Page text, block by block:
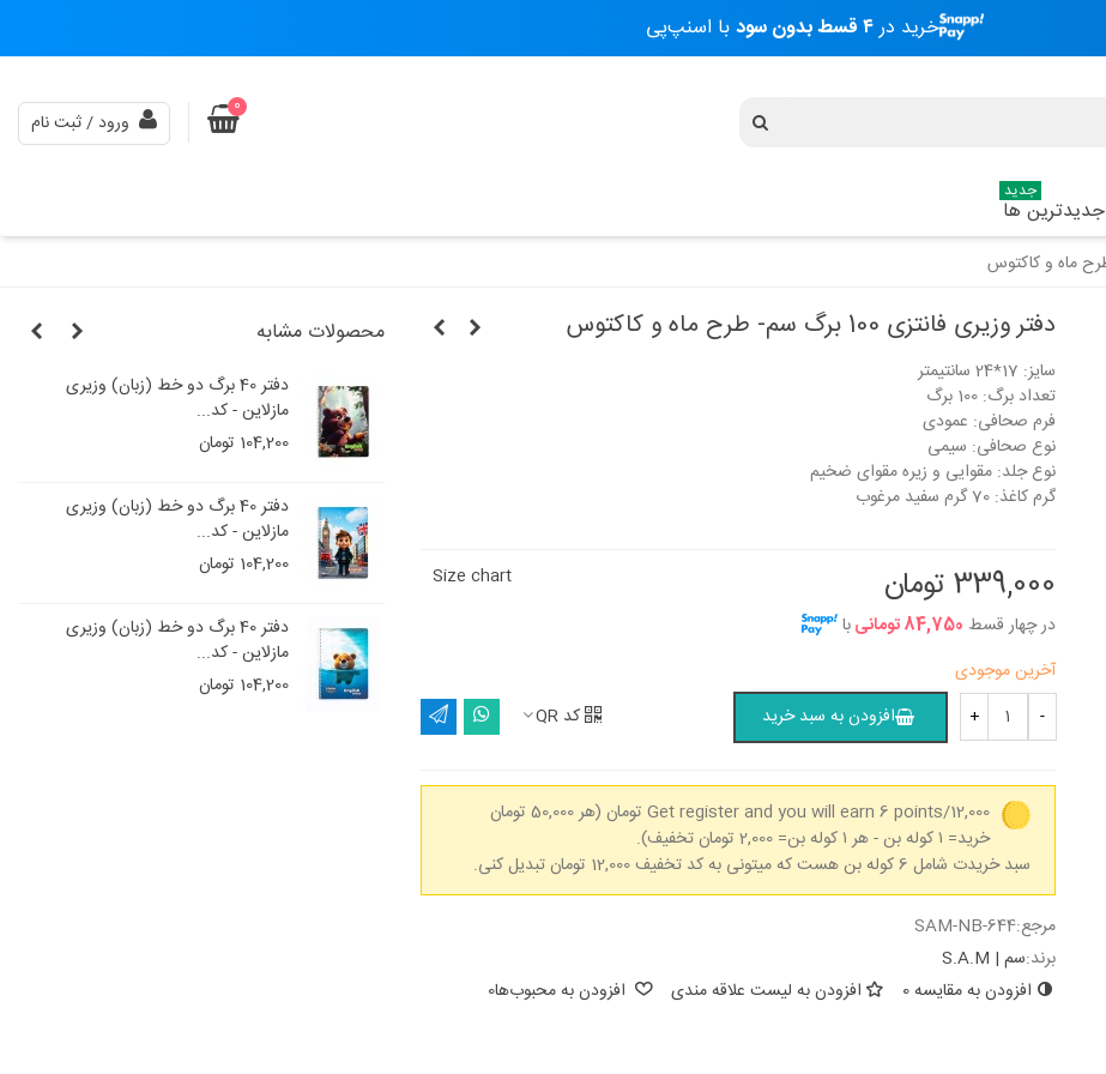
خرید در۴ قسط بدون سود با اسنپ‌پی
0
ورود / ثبت نام
جدیدترین ها
جدید
دفتر وزیری فانتزی 100 برگ سم- طرح ماه و کاکتوس
سایز: 17*24 سانتیمتر
تعداد برگ: 100 برگ
فرم صحافی: عمودی
نوع صحافی: سیمی
نوع جلد: مقوایی و زیره مقوای ضخیم
گرم کاغذ: 70 گرم سفید مرغوب
339,000 تومان
در چهار قسط 84,750 تومانی با
Size chart
آخرین موجودی
-
+ افزودن به سبد خرید کد QR
Get register and you will earn 6 points/12,000 تومان
(هر 50,000 تومان
خرید= ۱ کوله بن - هر ۱ کوله بن= 2,000 تومان تخفیف).
سبد خریدت شامل 6 کوله بن هست که میتونی به کد تخفیف 12,000 تومان تبدیل کنی.
مرجع:SAM-NB-644
برند:سم | S.A.M
افزودن به مقایسه0 افزودن به لیست علاقه مندی افزودن به محبوب‌ها0
محصولات مشابه
دفتر 40 برگ دو خط (زبان) وزیری
مازلاین - کد...
104,200 تومان
دفتر 40 برگ دو خط (زبان) وزیری
104,200 تومان
دفتر 40 برگ دو خط (زبان) وزیری
104,200 تومان
دفتر 40 برگ دو خط (زبان) وزیری
مازلاین - کد...
104,200 تومان
دفتر 40 برگ دو خط (زبان) وزیری
مازلاین - کد...
104,200 تومان
دفتر 40 برگ دو خط (زبان) وزیری
مازلاین - کد...
104,200 تومان